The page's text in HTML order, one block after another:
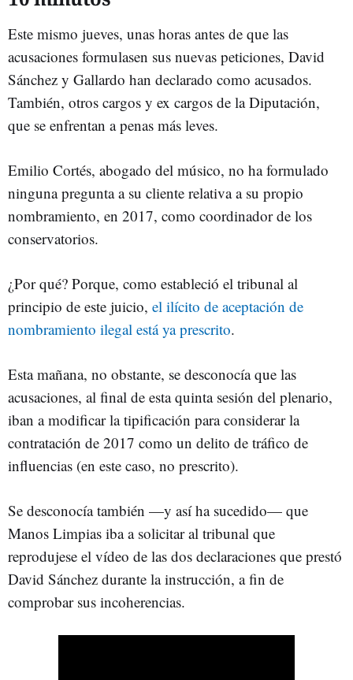
Este mismo jueves, unas horas antes de que las
acusaciones formulasen sus nuevas peticiones, David
Sánchez y Gallardo han declarado como acusados.
También, otros cargos y ex cargos de la Diputación,
que se enfrentan a penas más leves.
Emilio Cortés, abogado del músico, no ha formulado
ninguna pregunta a su cliente relativa a su propio
nombramiento, en 2017, como coordinador de los
conservatorios.
¿Por qué? Porque, como estableció el tribunal al
principio de este juicio, el ilícito de aceptación de
nombramiento ilegal está ya prescrito.
Esta mañana, no obstante, se desconocía que las
acusaciones, al final de esta quinta sesión del plenario,
iban a modificar la tipificación para considerar la
contratación de 2017 como un delito de tráfico de
influencias (en este caso, no prescrito).
Se desconocía también —y así ha sucedido— que
Manos Limpias iba a solicitar al tribunal que
reprodujese el vídeo de las dos declaraciones que prestó
David Sánchez durante la instrucción, a fin de
comprobar sus incoherencias.